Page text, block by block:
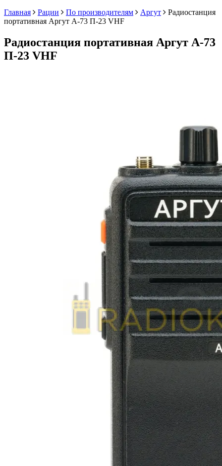
Главная
Рации По производителям Аргут
Радиостанция
портативная Аргут А-73 П-23 VHF
Радиостанция портативная Аргут А-73
П-23 VHF